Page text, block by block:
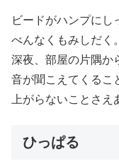
ビードがハンプにし
べんなくもみしだく
深夜、部屋の片隅
音が聞こえてくるこ
上がらないことさえ
ひっぱる